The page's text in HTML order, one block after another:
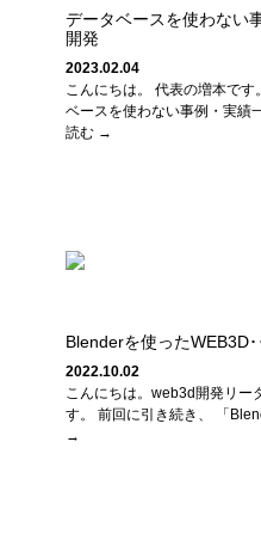
データベースを使わない
開発
2023.02.04
こんにちは。 代表の増本です
ベースを使わない事例・実績
読む →
Blenderを使ったWEB3D･
2022.10.02
こんにちは。web3d開発リー
す。 前回に引き続き、 「
→